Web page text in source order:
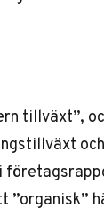
tillväxt”,